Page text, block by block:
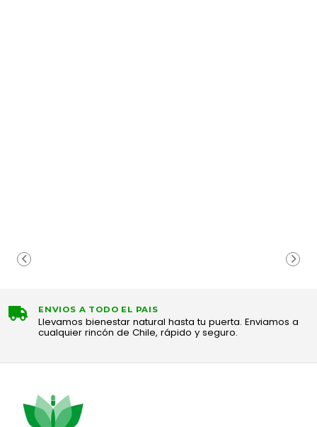
ENVIOS A TODO EL PAIS
Llevamos bienestar natural hasta tu puerta. Enviamos a
cualquier rincón de Chile, rápido y seguro.